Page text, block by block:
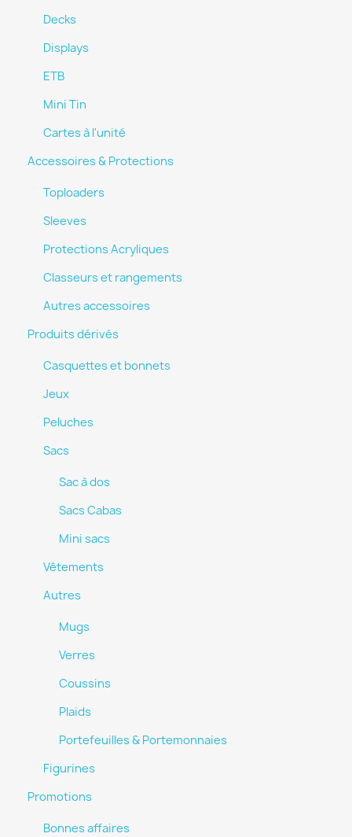
Decks
Displays
ETB
Mini Tin
Cartes à l'unité
Accessoires & Protections
Toploaders
Sleeves
Protections Acryliques
Classeurs et rangements
Autres accessoires
Produits dérivés
Casquettes et bonnets
Jeux
Peluches
Sacs
Sac à dos
Sacs Cabas
Mini sacs
Vêtements
Autres
Mugs
Verres
Coussins
Plaids
Portefeuilles & Portemonnaies
Figurines
Promotions
Bonnes affaires